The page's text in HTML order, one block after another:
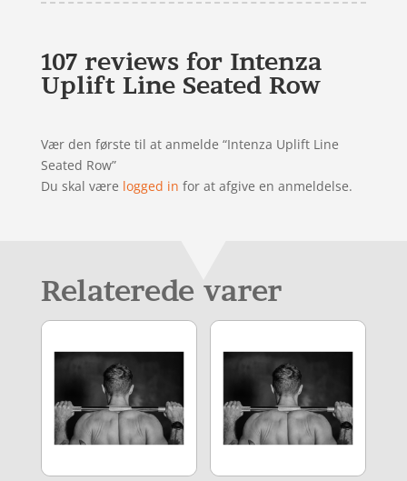
107 reviews for Intenza
Uplift Line Seated Row
Vær den første til at anmelde “Intenza Uplift Line
Seated Row”
Du skal være logged in for at afgive en anmeldelse.
Relaterede varer